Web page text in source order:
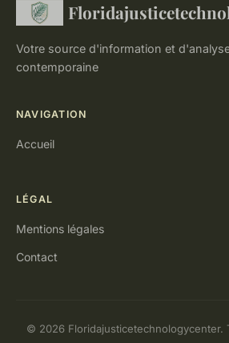
Votre source d'information et
contemporaine
NAVIGATION
Accueil
LÉGAL
Mentions légales
Contact
© 2026 Floridajusticetechnologycenter.